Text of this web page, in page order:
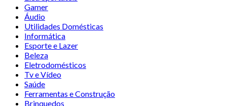
Gamer
Áudio
Utilidades Domésticas
Informática
Esporte e Lazer
Beleza
Eletrodomésticos
Tv e Vídeo
Saúde
Ferramentas e Construção
Brinquedos